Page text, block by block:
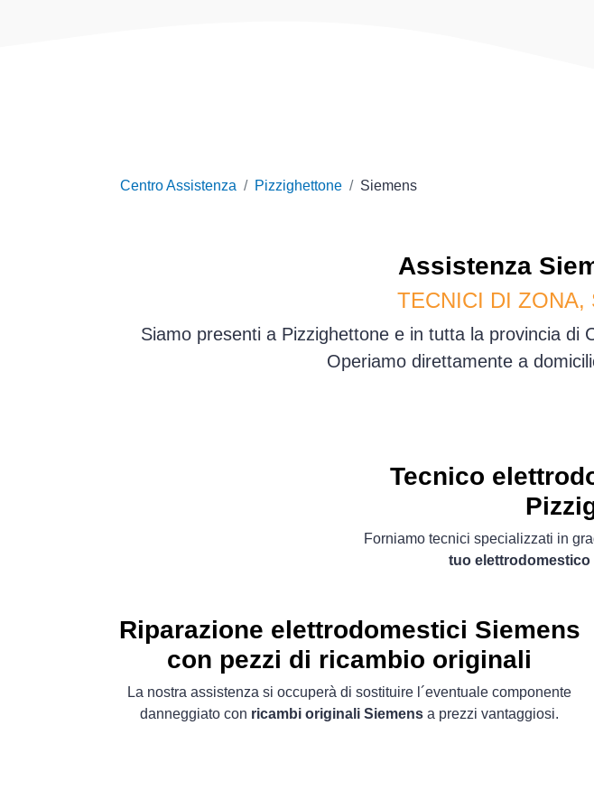
Centro Assistenza Pizzighettone Siemens
Assistenza
TECNICI DI ZONA,
Siamo presenti a Pizzighettone e in tutta la provincia di
Operiamo direttamente a
Tecnico
Forniamo tecnici specializzati in
tuo elettrodomestico
Riparazione elettrodomestici Siemens
con pezzi di ricambio originali
La nostra assistenza si occuperà di sostituire l´eventuale componente
danneggiato con ricambi originali Siemens a prezzi vantaggiosi.